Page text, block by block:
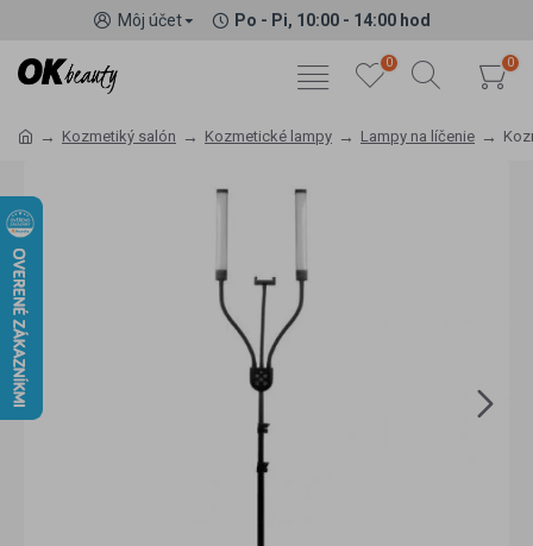
Môj účet Po - Pi, 10:00 - 14:00 hod
0 0
Kozmetiký salón Kozmetické lampy Lampy na líčenie